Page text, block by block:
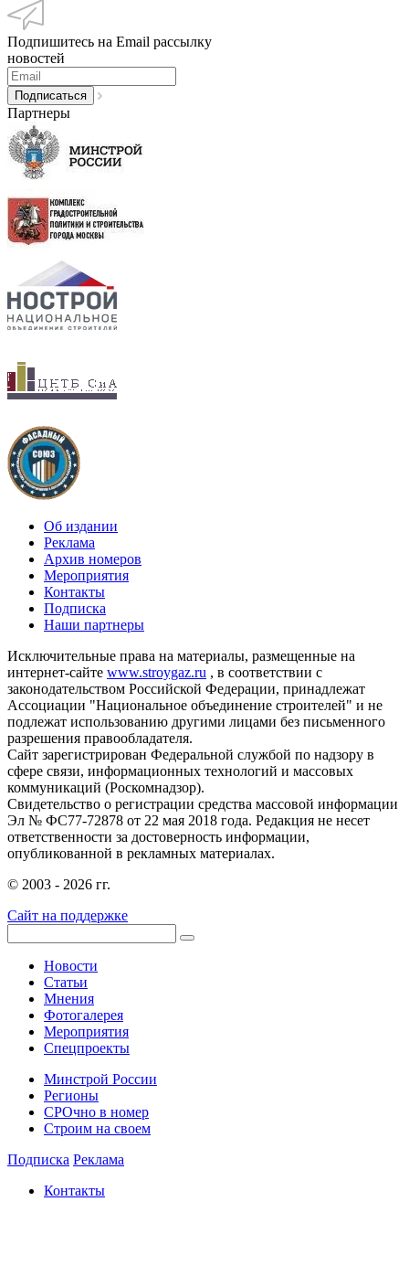
Подпишитесь на Email рассылку
новостей
Партнеры
Об издании
Реклама
Архив номеров
Мероприятия
Контакты
Подписка
Наши партнеры
Исключительные права на материалы, размещенные на
интернет-сайте www.stroygaz.ru , в соответствии с
законодательством Российской Федерации, принадлежат
Ассоциации "Национальное объединение строителей" и не
подлежат использованию другими лицами без письменного
разрешения правообладателя.
Сайт зарегистрирован Федеральной службой по надзору в
сфере связи, информационных технологий и массовых
коммуникаций (Роскомнадзор).
Свидетельство о регистрации средства массовой информации
Эл № ФС77-72878 от 22 мая 2018 года. Редакция не несет
ответственности за достоверность информации,
опубликованной в рекламных материалах.
© 2003 - 2026 гг.
Сайт на поддержке
Новости
Статьи
Мнения
Фотогалерея
Мероприятия
Спецпроекты
Минстрой России
Регионы
СРОчно в номер
Строим на своем
Подписка Реклама
Контакты